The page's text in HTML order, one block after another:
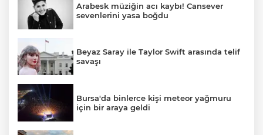
Arabesk müziğin acı kaybı! Cansever
sevenlerini yasa boğdu
Beyaz Saray ile Taylor Swift arasında telif
savaşı
Bursa'da binlerce kişi meteor yağmuru
için bir araya geldi